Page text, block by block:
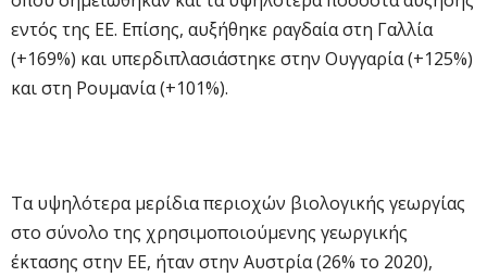
εντός της ΕΕ. Επίσης, αυξήθηκε ραγδαία στη Γαλλία
(+169%) και υπερδιπλασιάστηκε στην Ουγγαρία (+125%)
και στη Ρουμανία (+101%).
Τα υψηλότερα μερίδια περιοχών βιολογικής γεωργίας
στο σύνολο της χρησιμοποιούμενης γεωργικής
έκτασης στην ΕΕ, ήταν στην Αυστρία (26% το 2020),